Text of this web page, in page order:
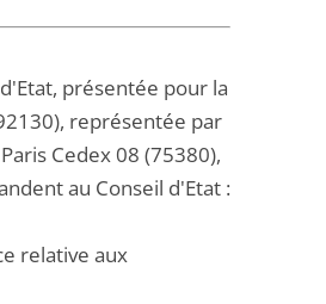
présentée pour la
représentée par
Cedex 08 (75380),
au Conseil d'Etat :
relative aux